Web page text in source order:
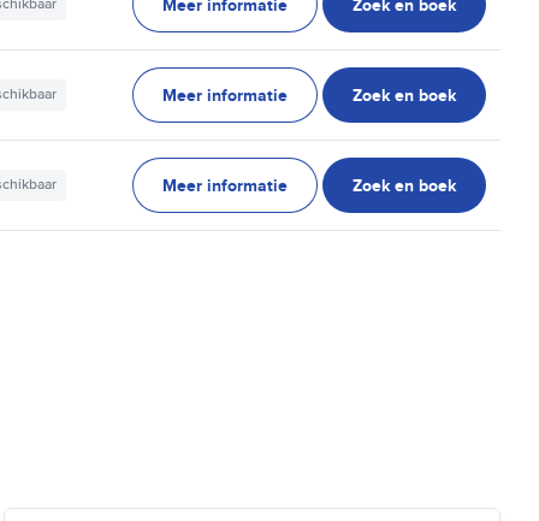
Meer informatie Zoek en boek
Meer informatie Zoek en boek
Meer informatie Zoek en boek